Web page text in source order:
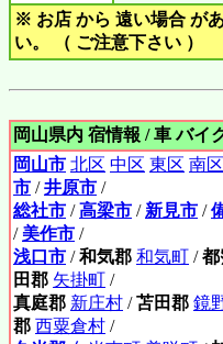
※ お店 から 遠い場合 が
い。 （ ご注意下さい ）
岡山県内 宿情報 / 車 バイ
岡山市 北区 中区 東区 南区
市 /井原市 /
総社市 /高梁市 / 新見市 /
/ 美作市 /
浅口市 /和気郡 和気町 /都
田郡 矢掛町 /
真庭郡 新庄村 /苫田郡 鏡
郡 西粟倉村 /